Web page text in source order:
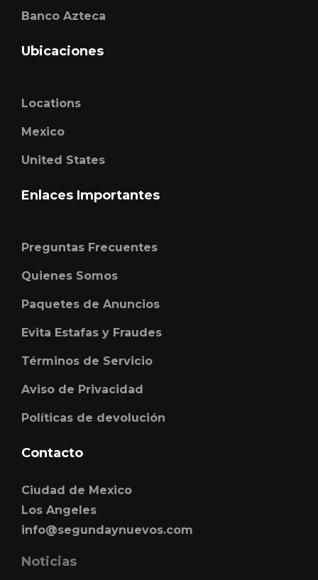
Banco Azteca
Ubicaciones
Locations
Mexico
United States
Enlaces Importantes
Preguntas Frecuentes
Quienes Somos
Paquetes de Anuncios
Evita Estafas y Fraudes
Términos de Servicio
Aviso de Privacidad
Políticas de devolución
Contacto
Ciudad de Mexico
Los Angeles
info@segundaynuevos.com
Noticias